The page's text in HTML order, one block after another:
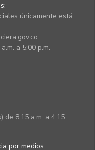
únicamente está
a 5:00 p.m.
de 8:15 a.m. a 4:15
por medios